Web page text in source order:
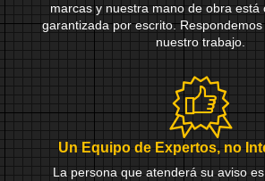
marcas y nuestra mano de obra está
garantizada por escrito.
nuestro trabajo.
Un Equipo de Expertos, no
La persona que atenderá su aviso